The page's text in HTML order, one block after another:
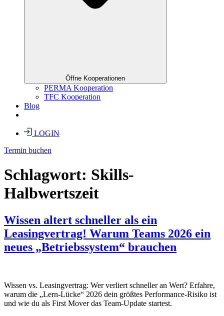
Öffne Kooperationen
PERMA Kooperation
TFC Kooperation
Blog
LOGIN
Termin buchen
Schlagwort: Skills-
Halbwertszeit
Wissen altert schneller als ein
Leasingvertrag! Warum Teams 2026 ein
neues „Betriebssystem“ brauchen
Wissen vs. Leasingvertrag: Wer verliert schneller an Wert? Erfahre,
warum die „Lern-Lücke“ 2026 dein größtes Performance-Risiko ist
und wie du als First Mover das Team-Update startest.